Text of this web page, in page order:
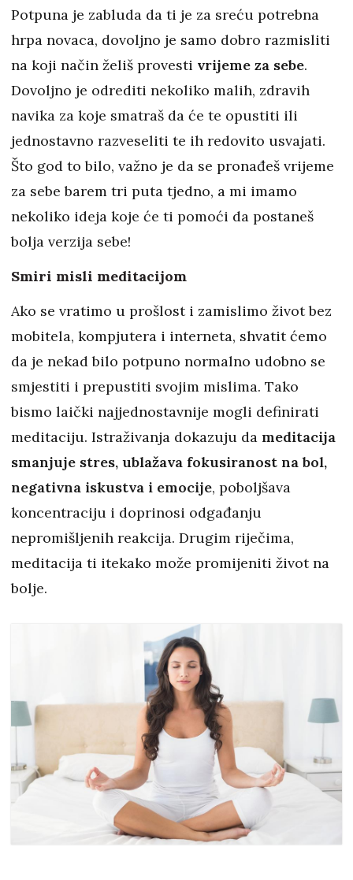
Potpuna je zabluda da ti je za sreću potrebna
hrpa novaca, dovoljno je samo dobro razmisliti
na koji način želiš provesti vrijeme za sebe.
Dovoljno je odrediti nekoliko malih, zdravih
navika za koje smatraš da će te opustiti ili
jednostavno razveseliti te ih redovito usvajati.
Što god to bilo, važno je da se pronađeš vrijeme
za sebe barem tri puta tjedno, a mi imamo
nekoliko ideja koje će ti pomoći da postaneš
bolja verzija sebe!
Smiri misli meditacijom
Ako se vratimo u prošlost i zamislimo život bez
mobitela, kompjutera i interneta, shvatit ćemo
da je nekad bilo potpuno normalno udobno se
smjestiti i prepustiti svojim mislima. Tako
bismo laički najjednostavnije mogli definirati
meditaciju. Istraživanja dokazuju da meditacija
smanjuje stres, ublažava fokusiranost na bol,
negativna iskustva i emocije, poboljšava
koncentraciju i doprinosi odgađanju
nepromišljenih reakcija. Drugim riječima,
meditacija ti itekako može promijeniti život na
bolje.